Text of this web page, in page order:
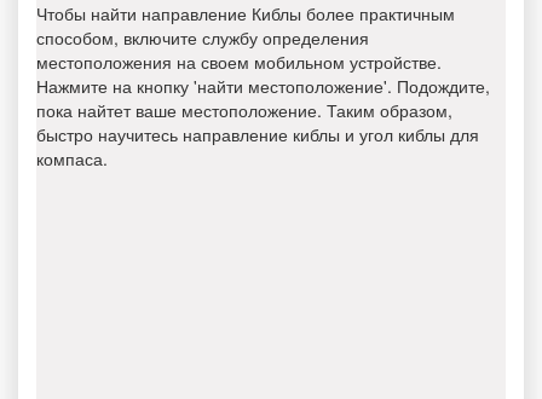
Чтобы найти направление Киблы более практичным
способом, включите службу определения
местоположения на своем мобильном устройстве.
Нажмите на кнопку 'найти местоположение'. Подождите,
пока найтет ваше местоположение. Таким образом,
быстро научитесь направление киблы и угол киблы для
компаса.